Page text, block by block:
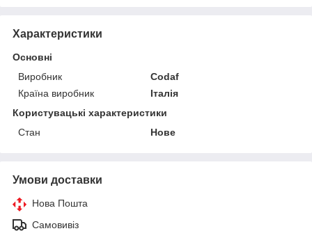
Характеристики
Основні
Виробник
Codaf
Країна виробник
Італія
Користувацькі характеристики
Стан
Нове
Умови доставки
Нова Пошта
Самовивіз